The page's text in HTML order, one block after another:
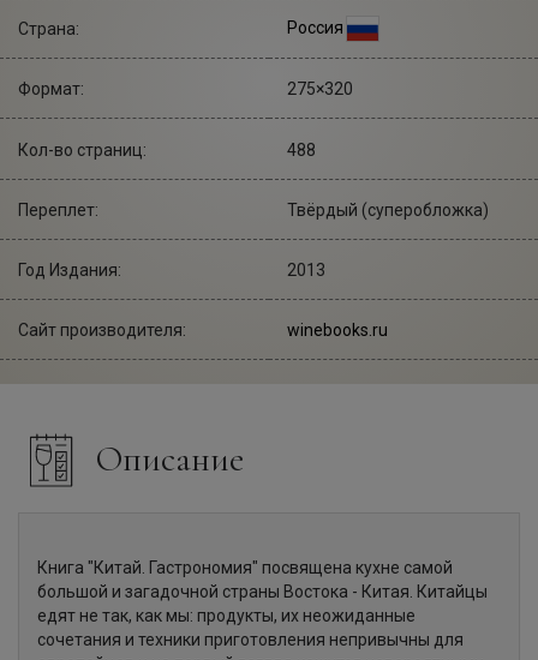
Страна: Россия
Формат: 275×320
Кол-во страниц: 488
Переплет: Твёрдый (суперобложка)
Год Издания: 2013
Сайт производителя: winebooks.ru
Описание
Книга "Китай. Гастрономия" посвящена кухне самой
большой и загадочной страны Востока - Китая. Китайцы
едят не так, как мы: продукты, их неожиданные
сочетания и техники приготовления непривычны для